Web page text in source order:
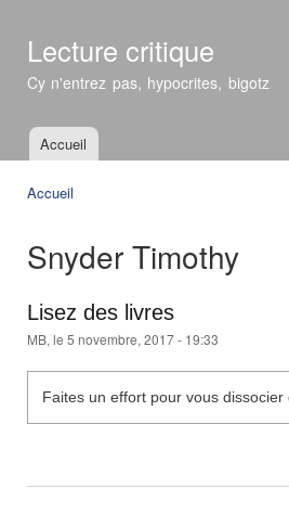
Lecture critique
Cy n'entrez pas, hypocrites, bigotz
Menu principal
Accueil
Accueil
Snyder Timothy
Lisez des livres
MB, le 5 novembre, 2017 - 19:33
Faites un effort pour vous